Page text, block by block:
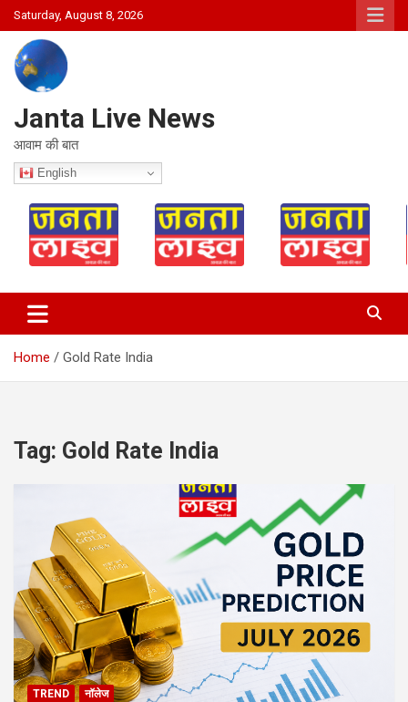
Skip
to
content
Saturday, August 8, 2026
Janta Live News
आवाम की बात
English
Home Gold Rate India
Tag: Gold Rate India
TREND नॉलेज